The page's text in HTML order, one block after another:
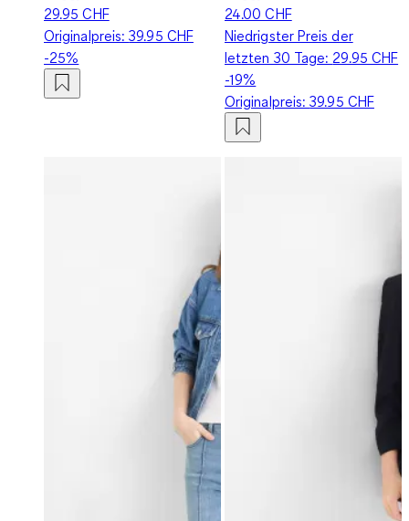
29.95 CHF
Originalpreis:39.95 CHF
-25%
24.00 CHF
Niedrigster Preis der
letzten 30 Tage: 29.95 CHF
-19%
Originalpreis:39.95 CHF